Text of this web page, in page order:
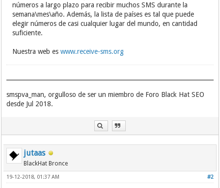
números a largo plazo para recibir muchos SMS durante la
semana\mes\año. Además, la lista de países es tal que puede
elegir números de casi cualquier lugar del mundo, en cantidad
suficiente.
Nuestra web eswww.receive-sms.org
smspva_man, orgulloso de ser un miembro de Foro Black Hat SEO
desde Jul 2018.
jutaas
BlackHat Bronce
#2
19-12-2018, 01:37 AM